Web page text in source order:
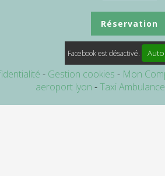
Réservation
Facebook est désactivé.
Gestion cookies Mon
aeroport lyon
Taxi Ambulance